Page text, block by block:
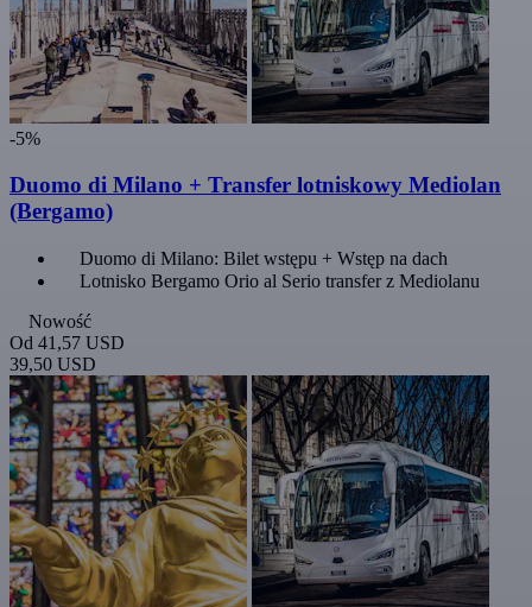
-5%
Duomo di Milano + Transfer lotniskowy Mediolan
(Bergamo)
Duomo di Milano: Bilet wstępu + Wstęp na dach
Lotnisko Bergamo Orio al Serio transfer z Mediolanu
Nowość
Od 41,57 USD
39,50 USD